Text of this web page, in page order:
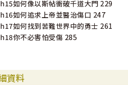
如何像以斯帖衝破千道大門 229
如何追求上帝並醫治傷口 247
如何找到苦難世界中的勇士 261
你不必害怕受傷 285
資料